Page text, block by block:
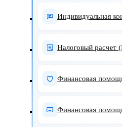
Индивидуальная
Налоговый расчет
Финансовая
Финансовая